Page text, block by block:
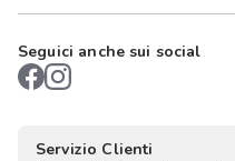
Seguici anche sui social
Servizio Clienti